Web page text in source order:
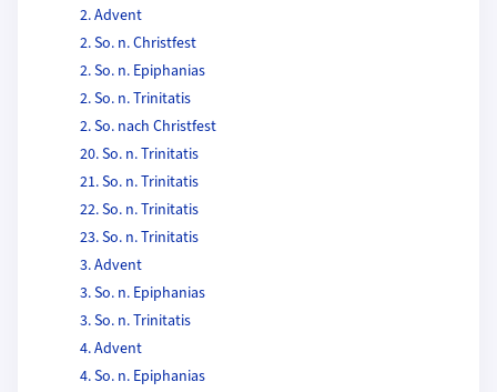
2. Advent
2. So. n. Christfest
2. So. n. Epiphanias
2. So. n. Trinitatis
2. So. nach Christfest
20. So. n. Trinitatis
21. So. n. Trinitatis
22. So. n. Trinitatis
23. So. n. Trinitatis
3. Advent
3. So. n. Epiphanias
3. So. n. Trinitatis
4. Advent
4. So. n. Epiphanias